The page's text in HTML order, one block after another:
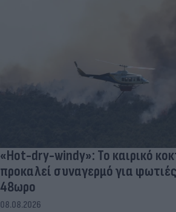
«Hot-dry-windy»: Το καιρικό
προκαλεί συναγερμό για
48ωρο
08.08.2026